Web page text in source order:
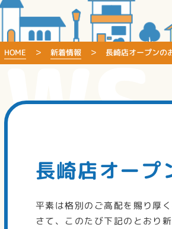
HOME 新着情報 長崎店オープンの
長崎店オープ
平素は格別のご高配を賜り厚
さて、このたび下記のとおり